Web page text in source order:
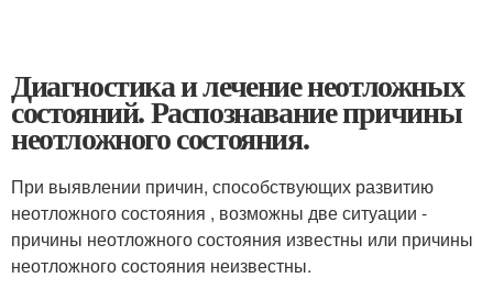
Диагностика и лечение неотложных
состояний. Распознавание причины
неотложного состояния.
При выявлении причин, способствующих развитию
неотложного состояния , возможны две ситуации -
причины неотложного состояния известны или причины
неотложного состояния неизвестны.